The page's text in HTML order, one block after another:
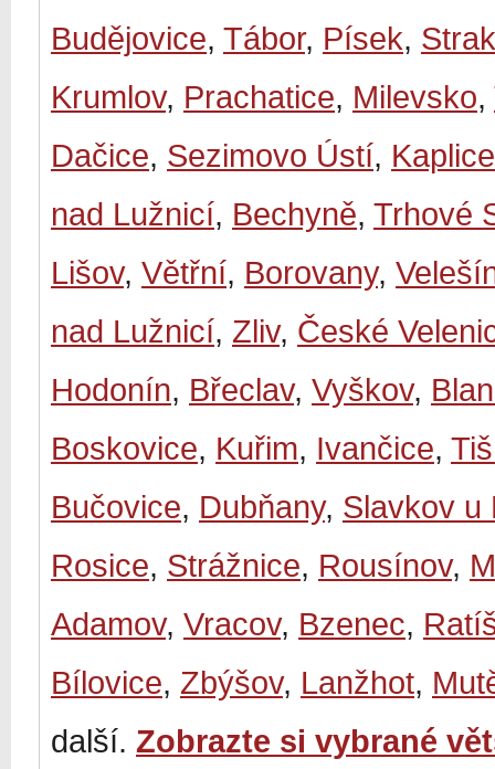
Budějovice, Tábor, Písek,
Krumlov, Prachatice, Milevsko,
Dačice, Sezimovo Ústí, Kaplice
nad Lužnicí, Bechyně, Trhové
Lišov, Větřní, Borovany,
nad Lužnicí, Zliv, České
Hodonín, Břeclav, Vyškov,
Boskovice, Kuřim, Ivančice,
Bučovice, Dubňany, Slavkov u
Rosice, Strážnice, Rousínov,
Adamov, Vracov, Bzenec,
Bílovice, Zbýšov, Lanžhot,
další. Zobrazte si vybrané